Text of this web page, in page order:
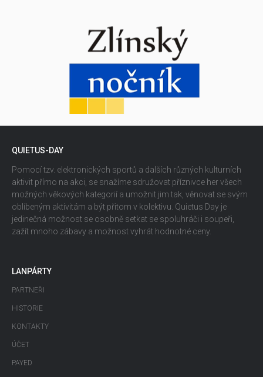
QUIETUS-DAY
Pomocí tzv. elektronických sportů a dalších různých kulturních
aktivit přímo na akci, se snažíme sdružovat příznivce her všech
možných věkových kategorií a umožnit jim tak, věnovat se svým
oblíbeným aktivitám a být přitom v kolektivu. Quietus Day je
jedinečná možnost se osobně setkat se spoluhráči i soupeři,
zažít mnoho zábavy a možnost vyhrát hodnotné ceny.
LANPÁRTY
PARTNEŘI
HISTORIE
KONTAKTY
ÚČET
PAYED